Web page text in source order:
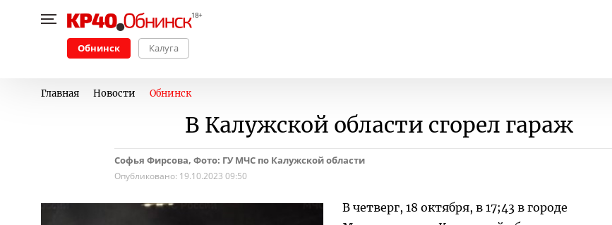
Обнинск Калуга
Главная Новости Обнинск
В Калужской области сгорел гараж
Софья Фирсова, Фото: ГУ МЧС по Калужской области
Опубликовано: 19.10.2023 09:50
В четверг, 18 октября, в 17;43 в городе